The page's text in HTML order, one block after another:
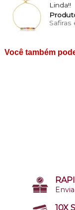
Linda!!
Você também
10X